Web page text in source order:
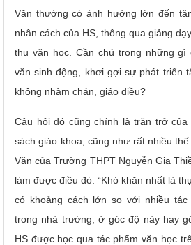
Văn thường có ảnh hưởng lớn đến
nhân cách của HS, thông qua giảng
thụ văn học. Cần chú trọng những
văn sinh động, khơi gợi sự phát triển
không nhàm chán, giáo điều?
Câu hỏi đó cũng chính là trăn trở
sách giáo khoa, cũng như rất nhiều
Văn của Trường THPT Nguyễn Gia
làm được điều đó: “Khó khăn nhất là
có khoảng cách lớn so với nhiều
trong nhà trường, ở góc độ này hay
HS được học qua tác phẩm văn học